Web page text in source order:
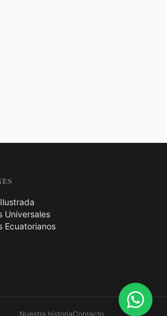
Universales
Ecuatorianos
Nuestra historiaContacto